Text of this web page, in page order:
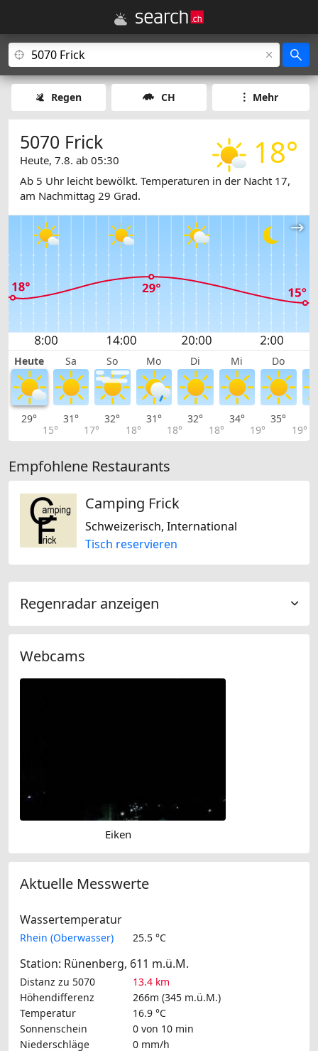
Regen CH Mehr
18°
5070 Frick
Heute, 7.8. ab 05:30
Ab 5 Uhr leicht bewölkt. Temperaturen in der Nacht 17,
am Nachmittag 29 Grad.
Heute Sa So Mo Di Mi Do
29°
15°
31°
17°
32°
18°
31°
18°
32°
18°
34°
19°
35°
19°
Empfohlene Restaurants
Camping Frick
Schweizerisch, International
Tisch reservieren
Regenradar anzeigen
Webcams
Eiken
Aktuelle Messwerte
Wassertemperatur
Rhein (Oberwasser) 25.5 °C
Station: Rünenberg, 611 m.ü.M.
Distanz zu 5070
13.4 km
Höhendifferenz
266m (345 m.ü.M.)
Temperatur
16.9 °C
Sonnenschein
0 von 10 min
Niederschläge
0 mm/h